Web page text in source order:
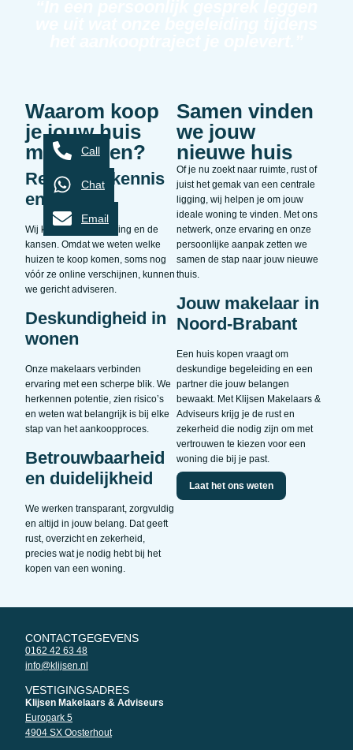
Waarom koop
je jouw huis
met Klijsen?
Regionale kennis
en inzicht
Wij kennen de omgeving en de
kansen. Omdat we weten welke
huizen te koop komen, soms nog
vóór ze online verschijnen, kunnen
we gericht adviseren.
Deskundigheid in
wonen
Onze makelaars verbinden
ervaring met een scherpe blik. We
herkennen potentie, zien risico’s
en weten wat belangrijk is bij elke
stap van het aankoopproces.
Betrouwbaarheid
en duidelijkheid
We werken transparant, zorgvuldig
en altijd in jouw belang. Dat geeft
rust, overzicht en zekerheid,
precies wat je nodig hebt bij het
kopen van een woning.
Samen vinden
we jouw
nieuwe huis
Of je nu zoekt naar ruimte, rust of
juist het gemak van een centrale
ligging, wij helpen je om jouw
ideale woning te vinden. Met ons
netwerk, onze ervaring en onze
persoonlijke aanpak zetten we
samen de stap naar jouw nieuwe
thuis.
Jouw makelaar in
Noord-Brabant
Een huis kopen vraagt om
deskundige begeleiding en een
partner die jouw belangen
bewaakt. Met Klijsen Makelaars &
Adviseurs krijg je de rust en
zekerheid die nodig zijn om met
vertrouwen te kiezen voor een
woning die bij je past.
Laat het ons weten
CONTACTGEGEVENS
0162 42 63 48
info@klijsen.nl
VESTIGINGSADRES
Klijsen Makelaars & Adviseurs
Europark 5
4904 SX Oosterhout
Call
Chat
Email